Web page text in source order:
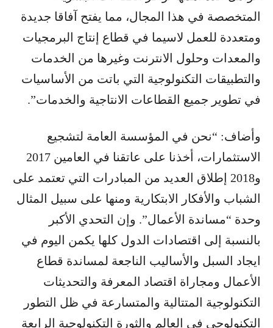
المتخصصة في هذا المجال، مما يفتح آفاقا جديدة
ومتعددة للعمل لاسيما في قطاع إنتاج البرمجيات
والمعدات وحلول الانترنت وغيرها من الخدمات
والتطبيقات التكنولوجية التي باتت من الأساسيات
في تطوير جميع القطاعات الانتاجية والخدمات”.
وأضاف: “نحن في المؤسسة العامة لتشجيع
الاستثمارات، أخذنا على عاتقنا في العامين 2017
و2018 إطلاق العديد من المبادرات التي تعتمد على
الشباب والأفكار الابتكارية ومنها على سبيل المثال
وحدة “مساندة الأعمال”. وإن التحدي الأكبر
بالنسبة إلى اقتصادات الدول كلها يكمن اليوم في
ايجاد السبل والأساليب الناجعة لمساندة قطاع
الأعمال ومجاراة اقتصاد المعرفة والتحديثات
التكنولوجية المتتالية والمتسارعة في ظل التطور
التكنولوجي في العالم والثورة التكنولوجية الرابعة